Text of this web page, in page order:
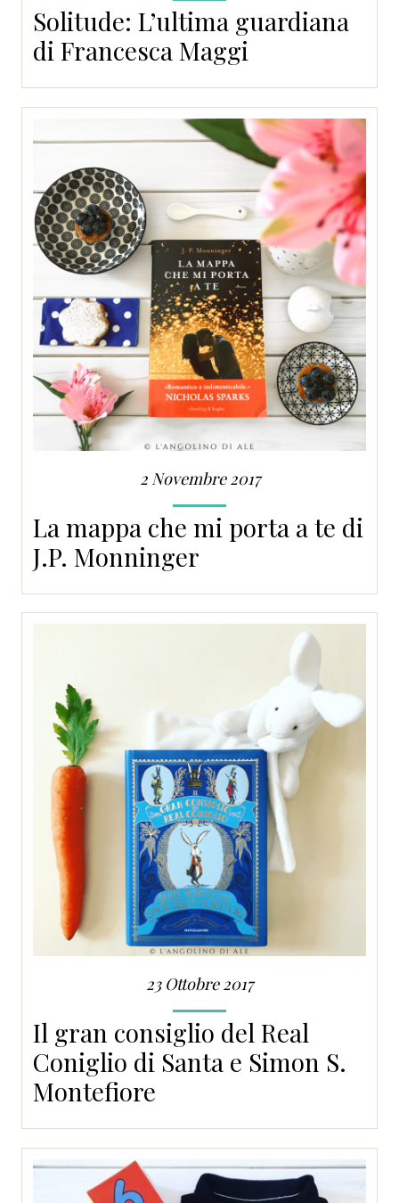
Solitude: L’ultima guardiana
di Francesca Maggi
2 Novembre 2017
La mappa che mi porta a te di
J.P. Monninger
23 Ottobre 2017
Il gran consiglio del Real
Coniglio di Santa e Simon S.
Montefiore